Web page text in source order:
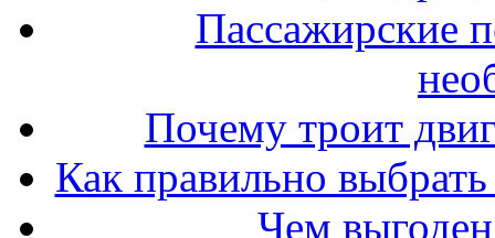
Пассажирские
Почему троит
Как правильно выбрать
Чем